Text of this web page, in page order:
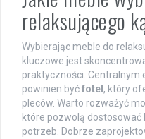
relaksującego
Wybierając meble do
kluczowe jest
praktyczności.
powinien byćfotel , który
pleców. Warto rozważyć
które pozwolą dostosować
potrzeb. Dobrze